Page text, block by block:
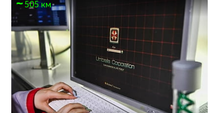
505 км